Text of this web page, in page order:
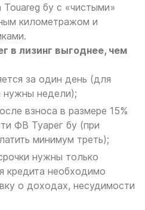
бу с «чистыми»
километражом и
в лизинг выгоднее, чем
за один день (для
нужны недели);
взноса в размере 15%
ФВ Туарег бу (при
минимум треть);
нужны только
кредита необходимо
о доходах, несудимости